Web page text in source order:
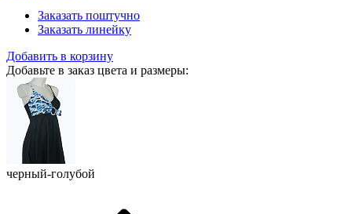
Заказать поштучно
Заказать линейку
Добавить в корзину
Добавьте в заказ цвета и размеры:
черный-голубой